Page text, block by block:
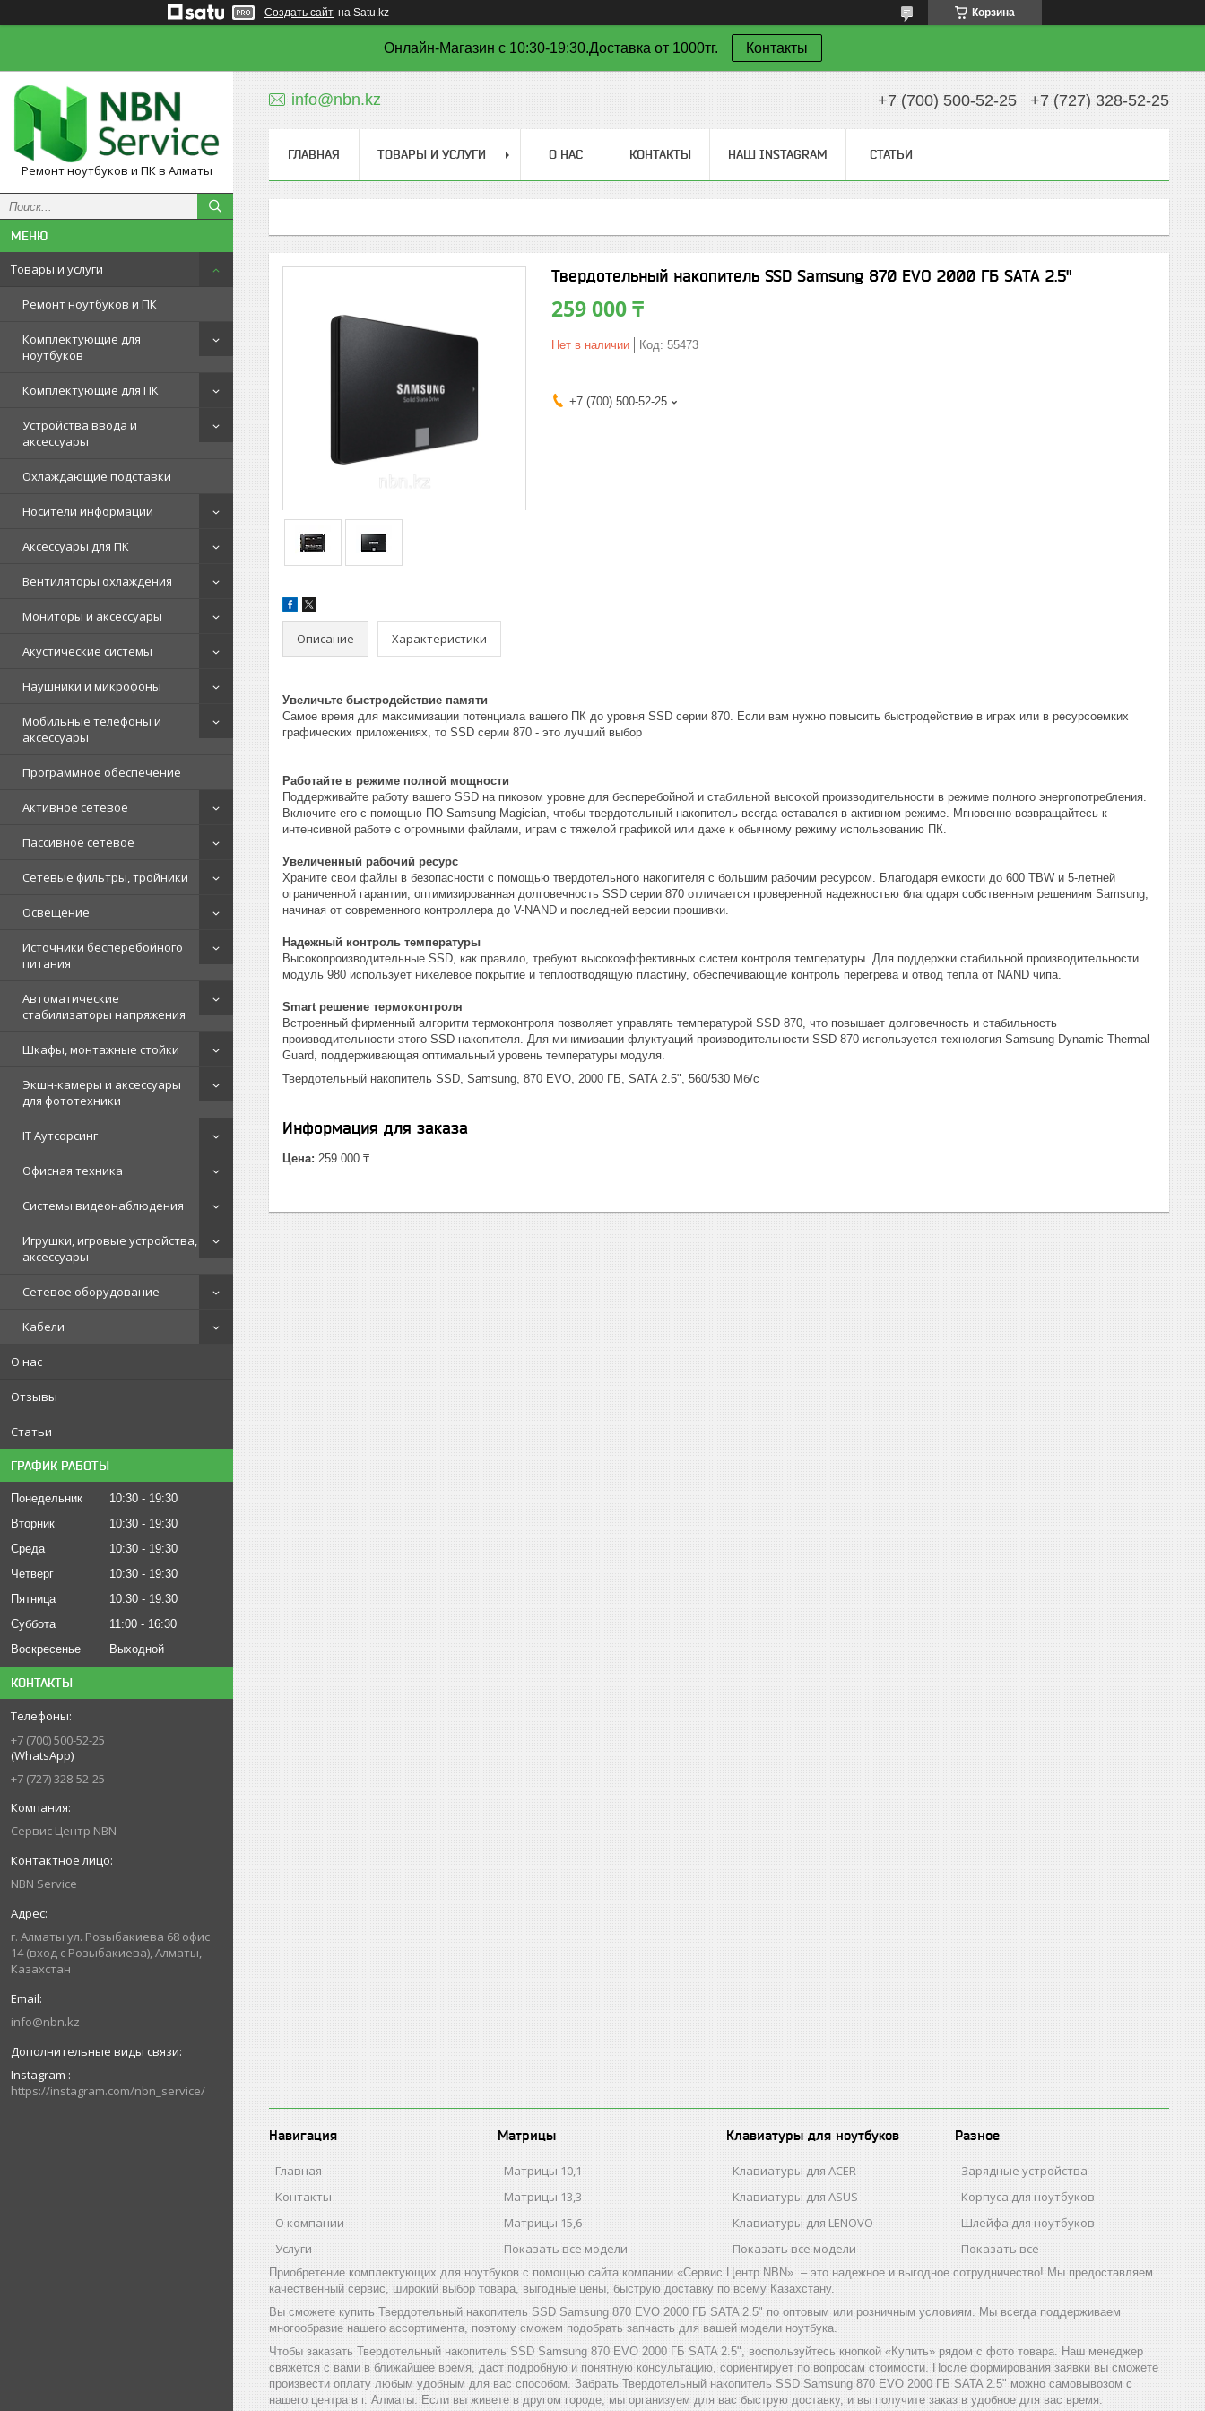
Создать сайт на Satu.kz Корзина
Онлайн-Магазин с 10:30-19:30.Доставка от 1000тг. Контакты
Ремонт ноутбуков и ПК в Алматы
Товары и услуги
Ремонт ноутбуков и ПК
Комплектующие для
ноутбуков
Комплектующие для ПК
Устройства ввода и
аксессуары
Охлаждающие подставки
Носители информации
Аксессуары для ПК
Вентиляторы охлаждения
Мониторы и аксессуары
Акустические системы
Наушники и микрофоны
Мобильные телефоны и
аксессуары
Программное обеспечение
Активное сетевое
Пассивное сетевое
Сетевые фильтры, тройники
Освещение
Источники бесперебойного
питания
Автоматические
стабилизаторы напряжения
Шкафы, монтажные стойки
Экшн-камеры и аксессуары
для фототехники
IT Аутсорсинг
Офисная техника
Системы видеонаблюдения
Игрушки, игровые устройства,
аксессуары
Сетевое оборудование
Кабели
О нас
Отзывы
Статьи
ГРАФИК РАБОТЫ
Понедельник 10:30
19:30
Вторник
10:30
19:30
Среда
10:30
19:30
Четверг
10:30
19:30
Пятница
10:30
19:30
Суббота
11:00
16:30
Воскресенье
Выходной
КОНТАКТЫ
+7 (700) 500-52-25
(WhatsApp)
+7 (727) 328-52-25
Сервис Центр NBN
NBN Service
г. Алматы ул. Розыбакиева 68 офис
14 (вход с Розыбакиева), Алматы,
Казахстан
info@nbn.kz
Instagram
https://instagram.com/nbn_service/
info@nbn.kz +7 (700) 500-52-25 +7 (727) 328-52-25
ГЛАВНАЯ ТОВАРЫ И УСЛУГИ О НАС КОНТАКТЫ НАШ INSTAGRAM СТАТЬИ
Твердотельный накопитель SSD Samsung 870 EVO 2000 ГБ SATA 2.5"
259 000 ₸
Нет в наличии Код: 55473
+7 (700) 500-52-25
Описание Характеристики
Увеличьте быстродействие памяти
Самое время для максимизации потенциала вашего ПК до уровня SSD серии 870. Если вам нужно повысить быстродействие в играх или в ресурсоемких
графических приложениях, то SSD серии 870 - это лучший выбор
Работайте в режиме полной мощности
Поддерживайте работу вашего SSD на пиковом уровне для бесперебойной и стабильной высокой производительности в режиме полного энергопотребления.
Включите его с помощью ПО Samsung Magician, чтобы твердотельный накопитель всегда оставался в активном режиме. Мгновенно возвращайтесь к
интенсивной работе с огромными файлами, играм с тяжелой графикой или даже к обычному режиму использованию ПК.
Увеличенный рабочий ресурс
Храните свои файлы в безопасности с помощью твердотельного накопителя с большим рабочим ресурсом. Благодаря емкости до 600 TBW и 5-летней
ограниченной гарантии, оптимизированная долговечность SSD серии 870 отличается проверенной надежностью благодаря собственным решениям Samsung,
начиная от современного контроллера до V-NAND и последней версии прошивки.
Надежный контроль температуры
Высокопроизводительные SSD, как правило, требуют высокоэффективных систем контроля температуры. Для поддержки стабильной производительности
модуль 980 использует никелевое покрытие и теплоотводящую пластину, обеспечивающие контроль перегрева и отвод тепла от NAND чипа.
Smart решение термоконтроля
Встроенный фирменный алгоритм термоконтроля позволяет управлять температурой SSD 870, что повышает долговечность и стабильность
производительности этого SSD накопителя. Для минимизации флуктуаций производительности SSD 870 используется технология Samsung Dynamic Thermal
Guard, поддерживающая оптимальный уровень температуры модуля.
Твердотельный накопитель SSD, Samsung, 870 EVO, 2000 ГБ, SATA 2.5", 560/530 Мб/с
Информация для заказа
Цена: 259 000 ₸
Навигация
Главная
Контакты
О компании
Услуги
Матрицы
Матрицы 10,1
Матрицы 13,3
Матрицы 15,6
Показать все модели
Клавиатуры для ноутбуков
Клавиатуры для ACER
Клавиатуры для ASUS
Клавиатуры для LENOVO
Показать все модели
Разное
Зарядные устройства
Корпуса для ноутбуков
Шлейфа для ноутбуков
Показать все
Приобретение комплектующих для ноутбуков с помощью сайта компании «Сервис Центр NBN» – это надежное и выгодное сотрудничество! Мы предоставляем
качественный сервис, широкий выбор товара, выгодные цены, быструю доставку по всему Казахстану.
Вы сможете купить Твердотельный накопитель SSD Samsung 870 EVO 2000 ГБ SATA 2.5" по оптовым или розничным условиям. Мы всегда поддерживаем
многообразие нашего ассортимента, поэтому сможем подобрать запчасть для вашей модели ноутбука.
Чтобы заказать Твердотельный накопитель SSD Samsung 870 EVO 2000 ГБ SATA 2.5", воспользуйтесь кнопкой «Купить» рядом с фото товара. Наш менеджер
свяжется с вами в ближайшее время, даст подробную и понятную консультацию, сориентирует по вопросам стоимости. После формирования заявки вы сможете
произвести оплату любым удобным для вас способом. Забрать Твердотельный накопитель SSD Samsung 870 EVO 2000 ГБ SATA 2.5" можно самовывозом с
нашего центра в г. Алматы. Если вы живете в другом городе, мы организуем для вас быструю доставку, и вы получите заказ в удобное для вас время.